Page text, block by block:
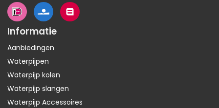
Informatie
Aanbiedingen
Waterpijpen
Waterpijp kolen
Waterpijp slangen
Waterpijp Accessoires